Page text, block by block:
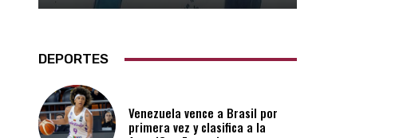
DEPORTES
Venezuela vence a Brasil por
primera vez y clasifica a la